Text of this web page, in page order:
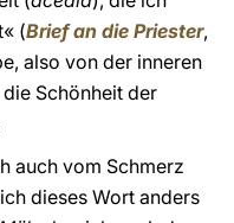
(Brief an die Priester,
also von der inneren
Schönheit der
auch vom Schmerz
dieses Wort anders